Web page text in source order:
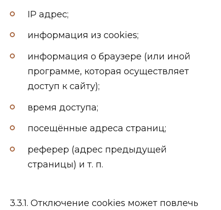
IP адрес;
информация из cookies;
информация о браузере (или иной
программе, которая осуществляет
доступ к сайту);
время доступа;
посещённые адреса страниц;
реферер (адрес предыдущей
страницы) и т. п.
3.3.1. Отключение cookies может повлечь